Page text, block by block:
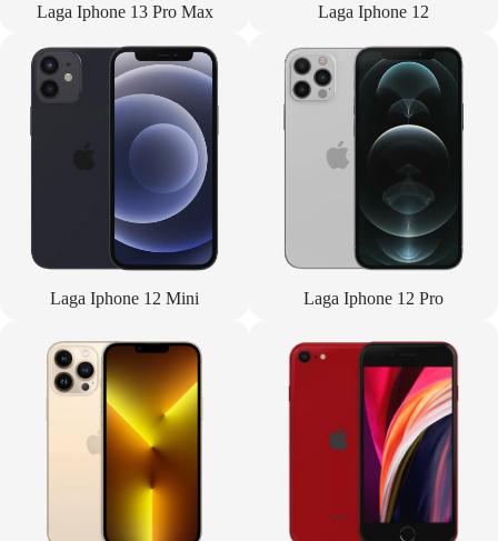
Laga Iphone 13 Pro Max Laga Iphone 12
Laga Iphone 12 Mini Laga Iphone 12 Pro